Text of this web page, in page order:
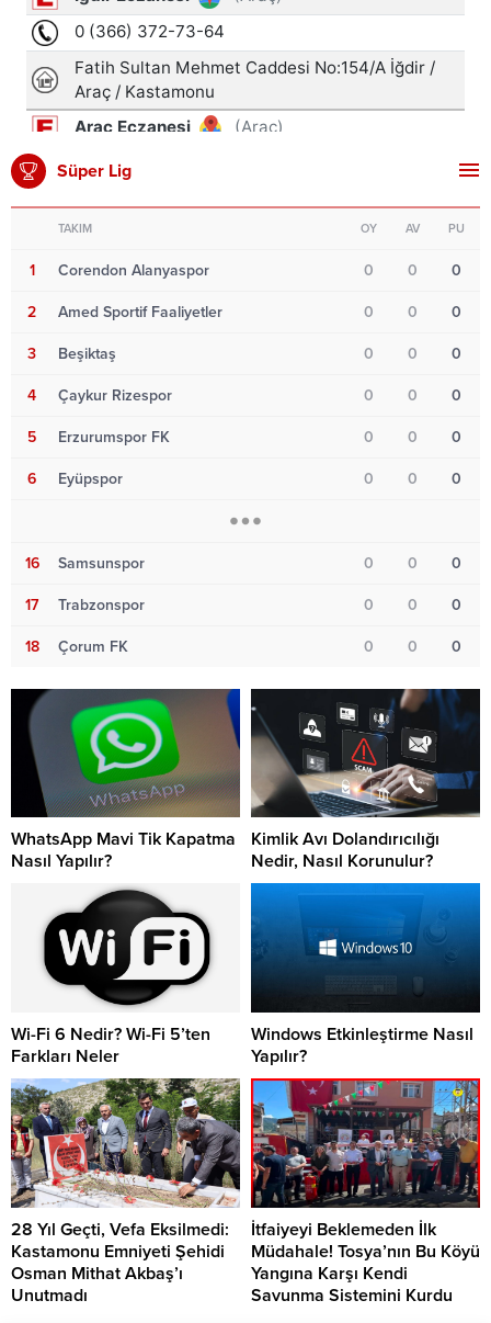
Süper Lig
TAKIM OY AV PU
1 Corendon Alanyaspor 0 0 0
2 Amed Sportif Faaliyetler 0 0 0
3 Beşiktaş 0 0 0
4 Çaykur Rizespor 0 0 0
5 Erzurumspor FK 0 0 0
6 Eyüpspor 0 0 0
16 Samsunspor 0 0 0
17 Trabzonspor 0 0 0
18 Çorum FK 0 0 0
WhatsApp Mavi Tik Kapatma
Nasıl Yapılır?
Kimlik Avı Dolandırıcılığı
Nedir, Nasıl Korunulur?
Wi-Fi 6 Nedir? Wi-Fi 5’ten
Farkları Neler
Windows Etkinleştirme Nasıl
Yapılır?
28 Yıl Geçti, Vefa Eksilmedi:
Kastamonu Emniyeti Şehidi
Osman Mithat Akbaş’ı
Unutmadı
İtfaiyeyi Beklemeden İlk
Müdahale! Tosya’nın Bu Köyü
Yangına Karşı Kendi
Savunma Sistemini Kurdu